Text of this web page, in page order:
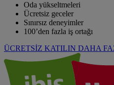
Oda yükseltmeleri
Ücretsiz geceler
Sınırsız deneyimler
100’den fazla iş ortağı
ÜCRETSİZ KATILIN DAHA